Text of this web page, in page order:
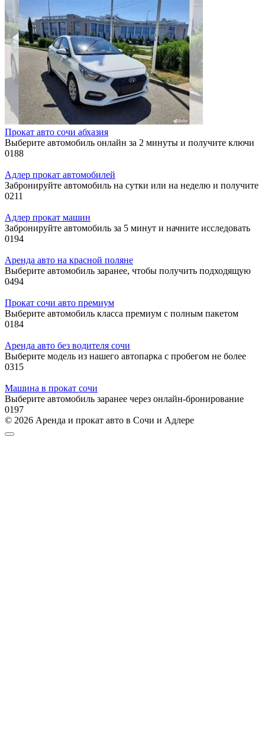
Прокат авто сочи абхазия
Выберите автомобиль онлайн за 2 минуты и получите ключи
0188
Адлер прокат автомобилей
Забронируйте автомобиль на сутки или на неделю и получите
0211
Адлер прокат машин
Забронируйте автомобиль за 5 минут и начните исследовать
0194
Аренда авто на красной поляне
Выберите автомобиль заранее, чтобы получить подходящую
0494
Прокат сочи авто премиум
Выберите автомобиль класса премиум с полным пакетом
0184
Аренда авто без водителя сочи
Выберите модель из нашего автопарка с пробегом не более
0315
Машина в прокат сочи
Выберите автомобиль заранее через онлайн-бронирование
0197
© 2026 Аренда и прокат авто в Сочи и Адлере